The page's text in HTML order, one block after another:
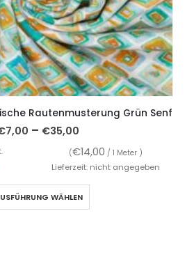
Rautenmusterung Grün Senf
7,00 – €35,00
(€14,00 / 1 Meter )
Lieferzeit: nicht angegeben
WÄHLEN